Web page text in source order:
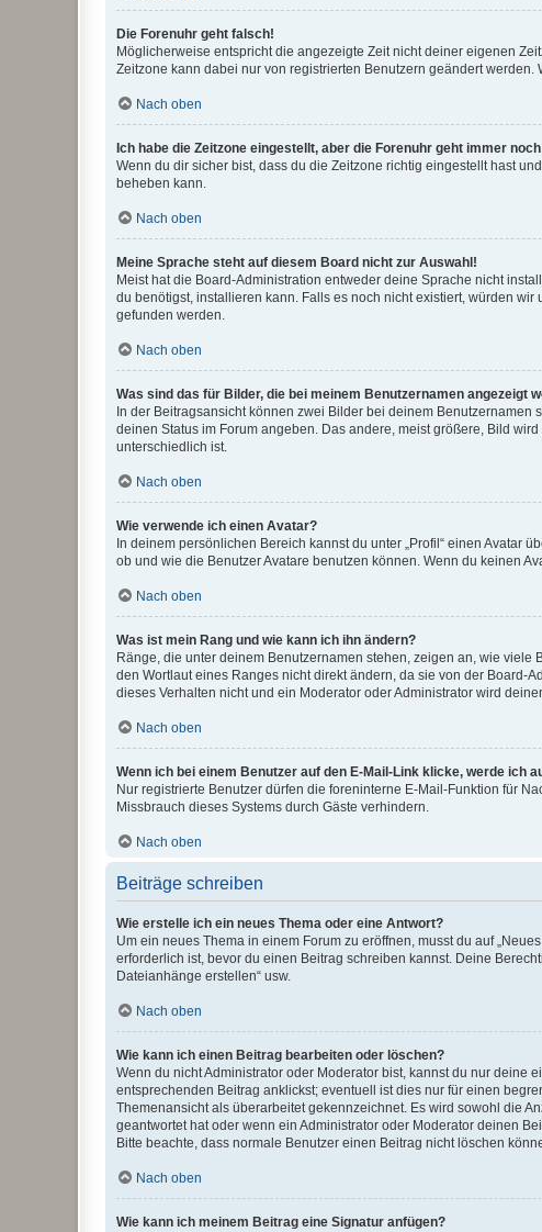
Die Forenuhr geht falsch!
Möglicherweise entspricht die angezeigte Zeit nicht deiner eigenen
Zeitzone kann dabei nur von registrierten Benutzern geändert
Nach oben
Ich habe die Zeitzone eingestellt, aber die Forenuhr geht immer
Wenn du dir sicher bist, dass du die Zeitzone richtig eingestellt hast
beheben kann.
Nach oben
Meine Sprache steht auf diesem Board nicht zur Auswahl!
Meist hat die Board-Administration entweder deine Sprache nicht
du benötigst, installieren kann. Falls es noch nicht existiert, würden
gefunden werden.
Nach oben
Was sind das für Bilder, die bei meinem Benutzernamen angezeigt
In der Beitragsansicht können zwei Bilder bei deinem
deinen Status im Forum angeben. Das andere, meist größere, Bild
unterschiedlich ist.
Nach oben
Wie verwende ich einen Avatar?
In deinem persönlichen Bereich kannst du unter „Profil“ einen Avatar
ob und wie die Benutzer Avatare benutzen können. Wenn du keinen
Nach oben
Was ist mein Rang und wie kann ich ihn ändern?
Ränge, die unter deinem Benutzernamen stehen, zeigen an, wie
den Wortlaut eines Ranges nicht direkt ändern, da sie von der
dieses Verhalten nicht und ein Moderator oder Administrator wird
Nach oben
Wenn ich bei einem Benutzer auf den E-Mail-Link klicke, werde ich
Nur registrierte Benutzer dürfen die foreninterne E-Mail-Funktion für
Missbrauch dieses Systems durch Gäste verhindern.
Nach oben
Beiträge schreiben
Wie erstelle ich ein neues Thema oder eine Antwort?
Um ein neues Thema in einem Forum zu eröffnen, musst du auf
erforderlich ist, bevor du einen Beitrag schreiben kannst. Deine
Dateianhänge erstellen“ usw.
Nach oben
Wie kann ich einen Beitrag bearbeiten oder löschen?
Wenn du nicht Administrator oder Moderator bist, kannst du nur deine
entsprechenden Beitrag anklickst; eventuell ist dies nur für einen
Themenansicht als überarbeitet gekennzeichnet. Es wird sowohl die
geantwortet hat oder wenn ein Administrator oder Moderator deinen
Bitte beachte, dass normale Benutzer einen Beitrag nicht löschen
Nach oben
Wie kann ich meinem Beitrag eine Signatur anfügen?